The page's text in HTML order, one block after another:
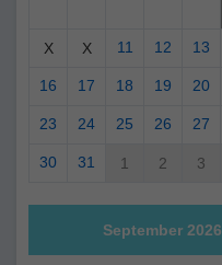
X X 11 12 13
16 17 18 19 20
23 24 25 26 27
30 31 1 2 3
September 2026